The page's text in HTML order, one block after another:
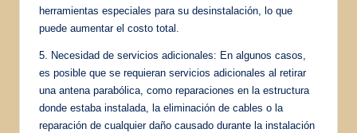
herramientas especiales para su desinstalación, lo que
puede aumentar el costo total.
5. Necesidad de servicios adicionales: En algunos casos,
es posible que se requieran servicios adicionales al retirar
una antena parabólica, como reparaciones en la estructura
donde estaba instalada, la eliminación de cables o la
reparación de cualquier daño causado durante la instalación